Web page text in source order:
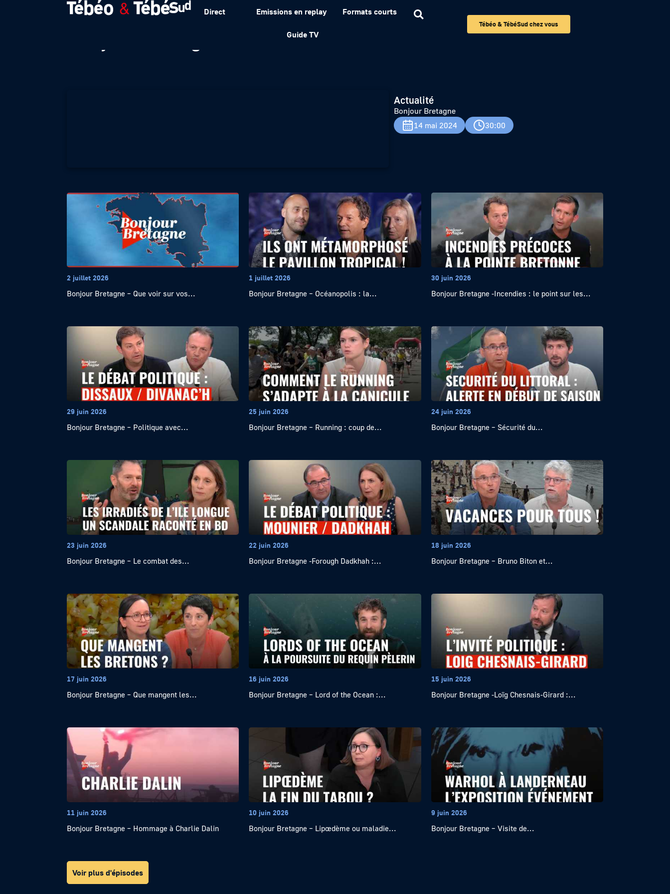
Direct Emissions en replay Formats courts
Guide TV
Tébéo & TébéSud chez vous
Actualité
Bonjour Bretagne
14 mai 2024
30:00
2 juillet 2026
Bonjour Bretagne – Que voir sur vos...
1 juillet 2026
Bonjour Bretagne – Océanopolis : la...
30 juin 2026
Bonjour Bretagne -Incendies : le point sur les...
29 juin 2026
Bonjour Bretagne – Politique avec...
25 juin 2026
Bonjour Bretagne – Running : coup de...
24 juin 2026
Bonjour Bretagne – Sécurité du...
23 juin 2026
Bonjour Bretagne – Le combat des...
22 juin 2026
Bonjour Bretagne -Forough Dadkhah :...
18 juin 2026
Bonjour Bretagne – Bruno Biton et...
17 juin 2026
Bonjour Bretagne – Que mangent les...
16 juin 2026
Bonjour Bretagne – Lord of the Ocean :...
15 juin 2026
Bonjour Bretagne -Loïg Chesnais-Girard :...
11 juin 2026
Bonjour Bretagne – Hommage à Charlie Dalin
10 juin 2026
Bonjour Bretagne – Lipœdème ou maladie...
9 juin 2026
Bonjour Bretagne – Visite de...
Voir plus d'épisodes